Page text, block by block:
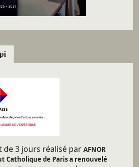
de 3 jours réalisé par AFNOR
de Paris a renouvelé